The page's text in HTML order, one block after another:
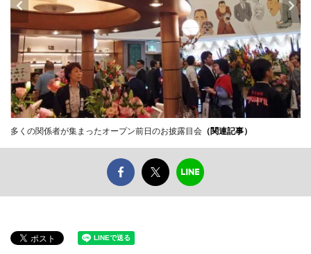
多くの関係者が集まったオープン前日のお披露目会 （関連記事）